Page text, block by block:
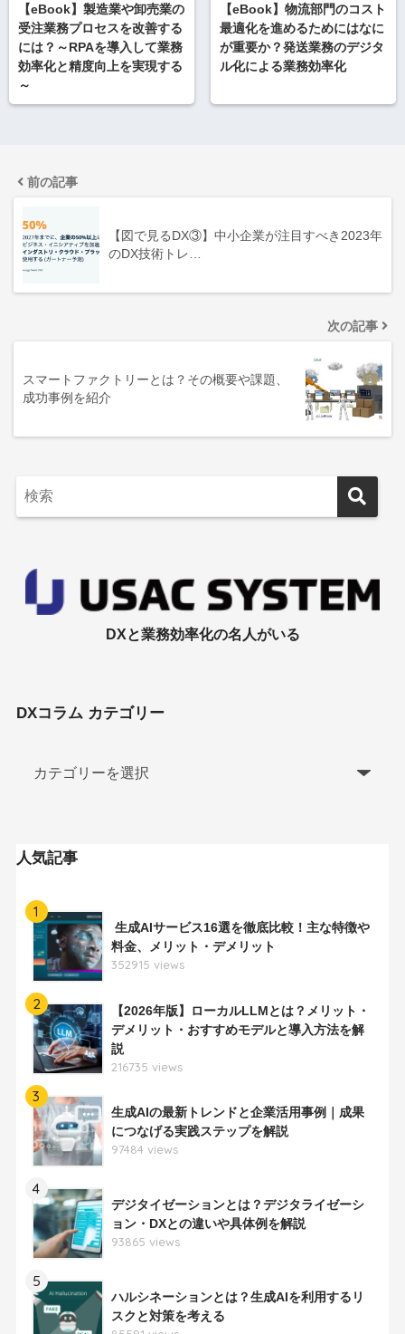
【eBook】製造業や卸売業の
受注業務プロセスを改善する
には？～RPAを導入して業務
効率化と精度向上を実現する
～
【eBook】物流部門のコスト
最適化を進めるためにはなに
が重要か？発送業務のデジタ
ル化による業務効率化
前の記事
【図で見るDX③】中小企業が注目すべき2023年
のDX技術トレ…
次の記事
スマートファクトリーとは？その概要や課題、
成功事例を紹介
DXと業務効率化の名人がいる
DXコラム カテゴリー
人気記事
1
生成AIサービス16選を徹底比較！主な特徴や
料金、メリット・デメリット
352915 views
2
【2026年版】ローカルLLMとは？メリット・
デメリット・おすすめモデルと導入方法を解
説
216735 views
3
生成AIの最新トレンドと企業活用事例｜成果
につなげる実践ステップを解説
97484 views
4
デジタイゼーションとは？デジタライゼーシ
ョン・DXとの違いや具体例を解説
93865 views
5
ハルシネーションとは？生成AIを利用するリ
スクと対策を考える